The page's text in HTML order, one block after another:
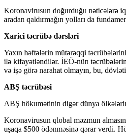
Koronavirusun doğurduğu nəticələrə
aradan qaldırmağın yolları da
Xarici təcrübə dərsləri
Yaxın həftələrin mütərəqqi
ilə kifayətləndilər. İEÖ-nün
və işə görə narahat olmayın, bu,
ABŞ təcrübəsi
ABŞ hökumətinin digər dünya
Koronavirusun qlobal məzmun
uşaqa $500 ödənməsinə qərar verdi.